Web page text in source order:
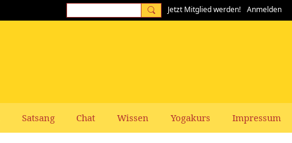
Jetzt Mitglied werden! Anmelden
Satsang Chat Wissen Yogakurs Impressum